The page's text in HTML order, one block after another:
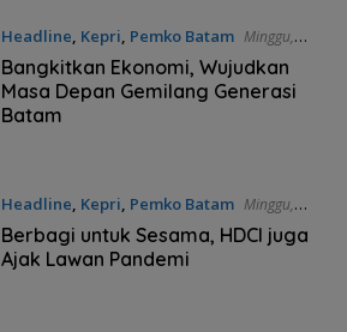
Headline, Kepri, Pemko Batam Minggu,
02/05/2021 - 17:28 WIB
Bangkitkan Ekonomi, Wujudkan
Masa Depan Gemilang Generasi
Batam
Headline, Kepri, Pemko Batam Minggu,
02/05/2021 - 11:28 WIB
Berbagi untuk Sesama, HDCI juga
Ajak Lawan Pandemi